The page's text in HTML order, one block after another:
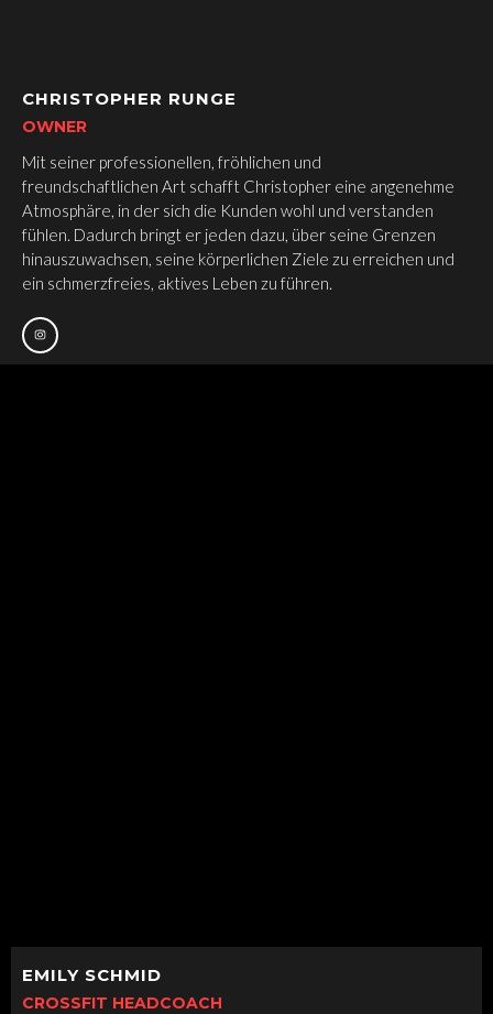
CHRISTOPHER RUNGE
OWNER
Mit seiner professionellen, fröhlichen und
freundschaftlichen Art schafft Christopher eine angenehme
Atmosphäre, in der sich die Kunden wohl und verstanden
fühlen. Dadurch bringt er jeden dazu, über seine Grenzen
hinauszuwachsen, seine körperlichen Ziele zu erreichen und
ein schmerzfreies, aktives Leben zu führen.
EMILY SCHMID
CROSSFIT HEADCOACH